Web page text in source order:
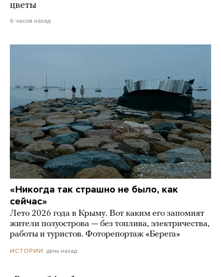
цветы
6 часов назад
«Никогда так страшно не было, как
сейчас»
Лето 2026 года в Крыму. Вот каким его запомнят
жители полуострова — без топлива, электричества,
работы и туристов. Фоторепортаж «Берега»
ИСТОРИИ день назад